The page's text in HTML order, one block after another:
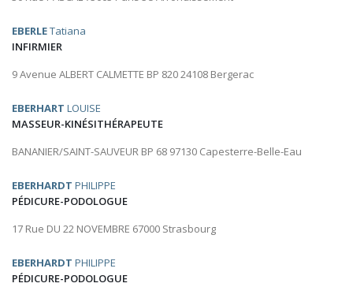
EBERLETatiana
INFIRMIER
9 Avenue ALBERT CALMETTE BP 820 24108 Bergerac
EBERHART LOUISE
MASSEUR-KINÉSITHÉRAPEUTE
BANANIER/SAINT-SAUVEUR BP 68 97130 Capesterre-Belle-Eau
EBERHARDT PHILIPPE
PÉDICURE-PODOLOGUE
17 Rue DU 22 NOVEMBRE 67000 Strasbourg
EBERHARDT PHILIPPE
PÉDICURE-PODOLOGUE